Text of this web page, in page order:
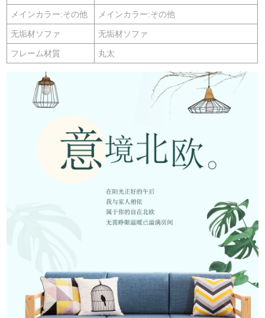
メインカラー:その他 メインカラー:その他
无垢材ソファ 无垢材ソファ
フレーム材質 丸太